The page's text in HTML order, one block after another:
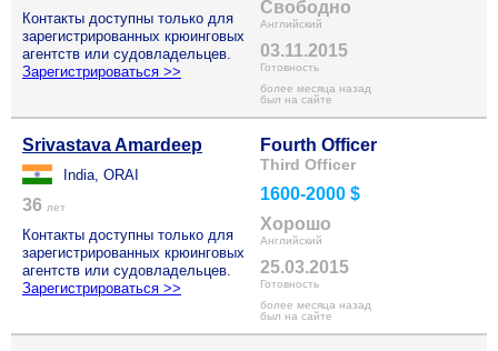
Контакты доступны только для
зарегистрированных крюинговых
агентств или судовладельцев.
Зарегистрироваться >>
Свободно
Английский
03.11.2015
Готовность
более месяца назад
был на сайте
Srivastava Amardeep
India, ORAI
36 лет
Контакты доступны только для
зарегистрированных крюинговых
агентств или судовладельцев.
Зарегистрироваться >>
Fourth Officer
Third Officer
1600-2000 $
Хорошо
Английский
25.03.2015
Готовность
более месяца назад
был на сайте